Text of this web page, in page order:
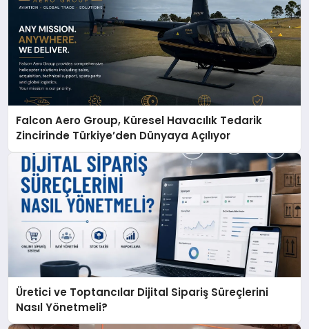
Falcon Aero Group, Küresel Havacılık Tedarik
Zincirinde Türkiye’den Dünyaya Açılıyor
Üretici ve Toptancılar Dijital Sipariş Süreçlerini
Nasıl Yönetmeli?